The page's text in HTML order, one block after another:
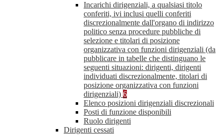
Incarichi dirigenziali, a qualsiasi titolo
conferiti, ivi inclusi quelli conferiti
discrezionalmente dall'organo di indirizzo
politico senza procedure pubbliche di
selezione e titolari di posizione
organizzativa con funzioni dirigenziali (da
pubblicare in tabelle che distinguano le
seguenti situazioni: dirigenti, dirigenti
individuati discrezionalmente, titolari di
posizione organizzativa con funzioni
dirigenziali) 6
Elenco posizioni dirigenziali discrezionali
Posti di funzione disponibili
Ruolo dirigenti
Dirigenti cessati